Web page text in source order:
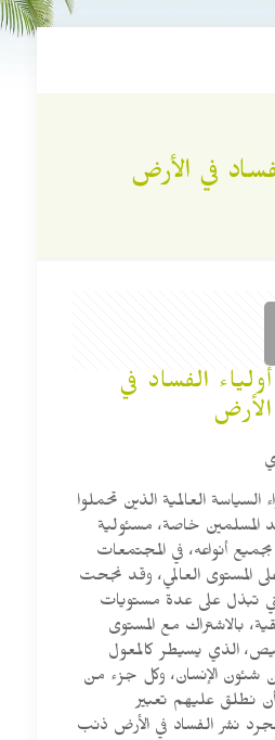
في الأرض
أولياء الفساد في
الأرض
العالمية الذين تحملوا
خاصة، مسئولية
أنواعه، في المجتمعات
المستوى العالمي، وقد نجحت
تبذل على عدة مستويات
بالاشتراك مع المستوى
الذي يسيطر كالمعول
شئون الإنسان، وكل جزء من
أن نطلق عليهم تعبير
نشر الفساد في الأرض ذنب